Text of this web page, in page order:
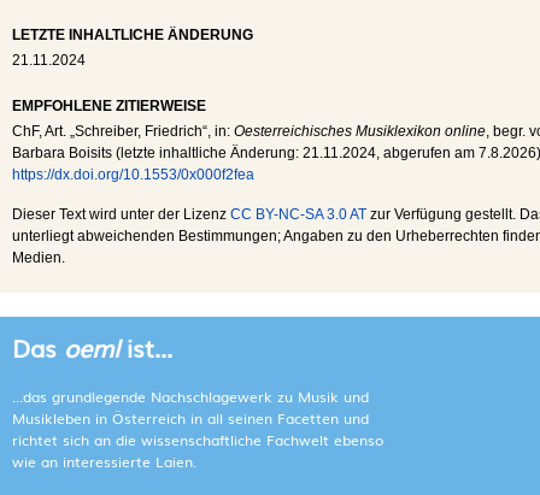
LETZTE INHALTLICHE ÄNDERUNG
21.11.2024
EMPFOHLENE ZITIERWEISE
ChF, Art. „Schreiber, Friedrich“, in: Oesterreichisches Musiklexikon online , begr.
Barbara Boisits (letzte inhaltliche Änderung: 21.11.2024 , abgerufen am 7.8.2026
https://dx.doi.org/10.1553/0x000f2fea
Dieser Text wird unter der Lizenz CC BY-NC-SA 3.0 AT zur Verfügung gestellt.
unterliegt abweichenden Bestimmungen; Angaben zu den Urheberrechten
Medien.
Das oemlist...
...das grundlegende Nachschlagewerk zu Musik und
Musikleben in Österreich in all seinen Facetten und
richtet sich an die wissenschaftliche Fachwelt ebenso
wie an interessierte Laien.